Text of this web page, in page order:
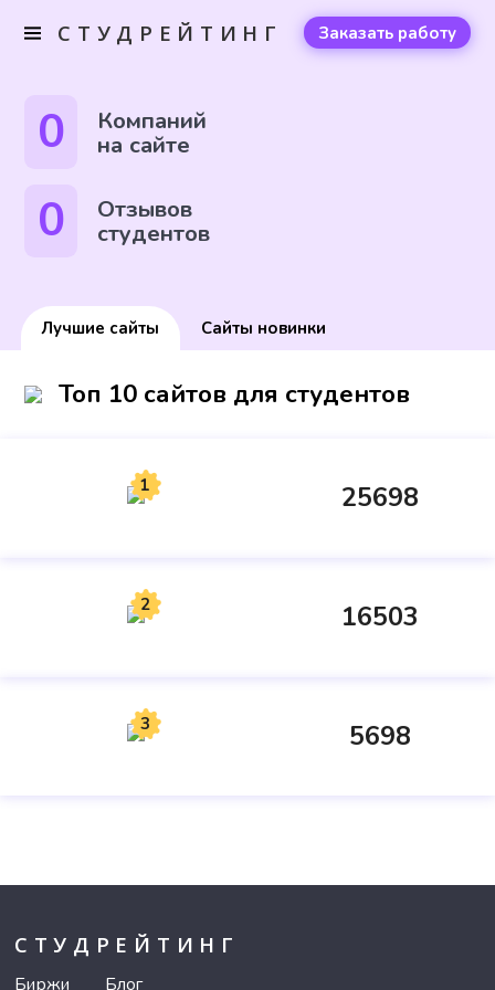
СТУДРЕЙТИНГ Заказать работу
0 Компаний
на сайте
0 Отзывов
студентов
Лучшие сайты Сайты новинки
Топ 10 сайтов для студентов
1 25698
2 16503
3 5698
СТУДРЕЙТИНГ
Биржи Блог